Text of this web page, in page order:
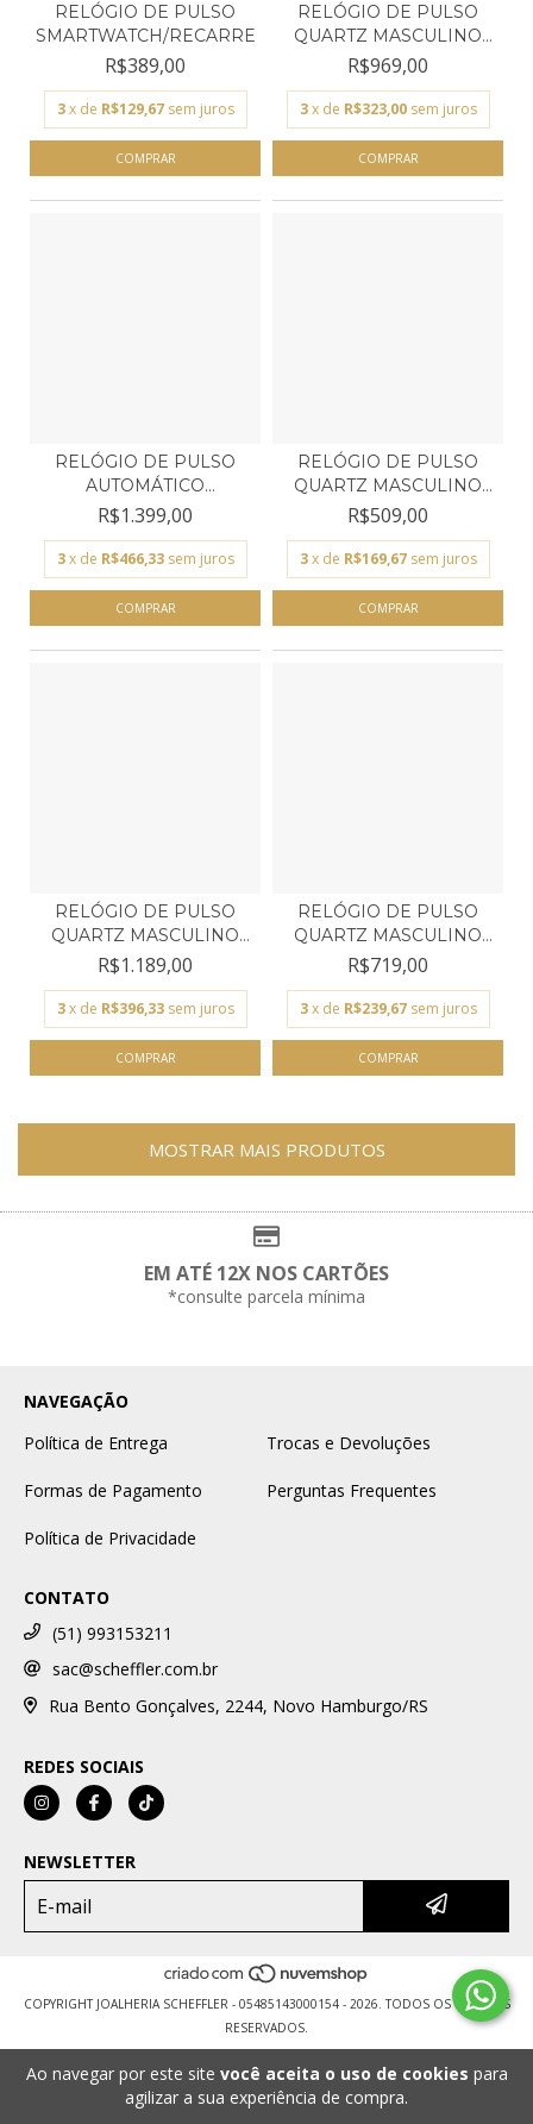
Ao navegar por este site você aceita o uso de cookies para
agilizar a sua experiência de compra.
RELÓGIO DE PULSO
SMARTWATCH/RECARREGÁVEL...
R$389,00
3 x de R$129,67 sem juros
RELÓGIO DE PULSO
QUARTZ MASCULINO
TECHNO...
R$969,00
3 x de R$323,00 sem juros
RELÓGIO DE PULSO
AUTOMÁTICO
MASCULINO TE...
R$1.399,00
3 x de R$466,33 sem juros
RELÓGIO DE PULSO
QUARTZ MASCULINO
TECHNO...
R$509,00
3 x de R$169,67 sem juros
RELÓGIO DE PULSO
QUARTZ MASCULINO
TECHNO...
R$1.189,00
3 x de R$396,33 sem juros
RELÓGIO DE PULSO
QUARTZ MASCULINO
TECHNO...
R$719,00
3 x de R$239,67 sem juros
MOSTRAR MAIS PRODUTOS
EM ATÉ 12X NOS CARTÕES
*consulte parcela mínima
NAVEGAÇÃO
Política de Entrega
Trocas e Devoluções
Formas de Pagamento Perguntas Frequentes
Política de Privacidade
CONTATO
(51) 993153211
sac@scheffler.com.br
Rua Bento Gonçalves, 2244, Novo Hamburgo/RS
REDES SOCIAIS
NEWSLETTER
COPYRIGHT JOALHERIA SCHEFFLER - 05485143000154 - 2026. TODOS OS DIREITOS
RESERVADOS.